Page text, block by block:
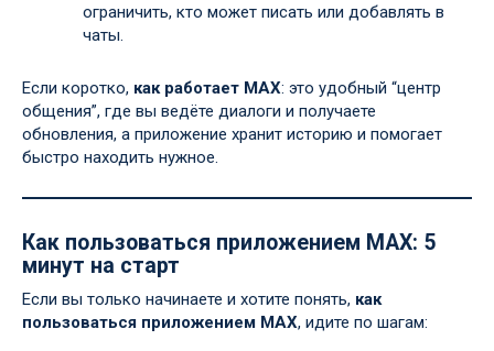
ограничить, кто может писать или добавлять в
чаты.
Если коротко, как работает MAX: это удобный “центр
общения”, где вы ведёте диалоги и получаете
обновления, а приложение хранит историю и помогает
быстро находить нужное.
Как пользоваться приложением MAX: 5
минут на старт
Если вы только начинаете и хотите понять, как
пользоваться приложением MAX, идите по шагам: